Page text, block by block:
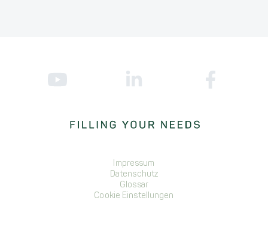
Impressum
Datenschutz
Glossar
Cookie Einstellungen